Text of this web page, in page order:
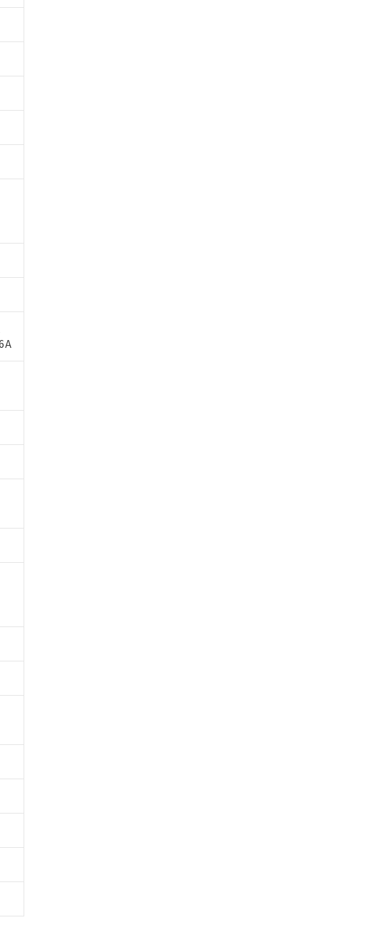
(税抜)を提供させていただ
ることをご了承ください。
があることをご了承くださ
オムロン制御機器販売店・
認ください。
開示しないようお願いしま
メンバーズにご登録され
社および当社の共同利用者
用者の範囲」に記載されて
品です。
のある商品です。
出す予定はありません。
どやむを得ず変更すること
エーテル類(PBDE) 1000ppm以下、
するものではありません。
間は出荷製品に未対応品が
ルエーテル類) : 1000ppm、
ベンジル) : 1000ppm、
響を及ぼさない年数を意
（以下｢規制貨物等」とい
役務取引許可)を取得する
ないよう必要な手段を講じ
武器並びにこれらの製造装
該第三者に通知します。
ある場合は、取り引きをい
様担当のオムロン制御